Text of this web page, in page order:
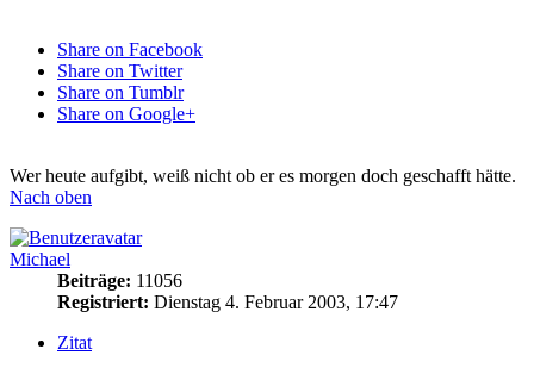
Share on Facebook
Share on Twitter
Share on Tumblr
Share on Google+
Wer heute aufgibt, weiß nicht ob er es morgen doch geschafft hätte.
Nach oben
Michael
Beiträge: 11056
Registriert: Dienstag 4. Februar 2003, 17:47
Zitat